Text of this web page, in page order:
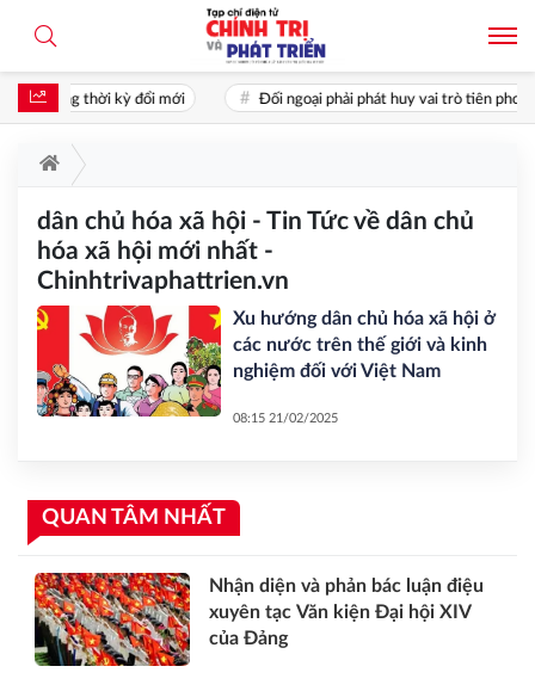
trong thời kỳ đổi mới Đối ngoại phải phát huy vai trò tiên phong:
dân chủ hóa xã hội - Tin Tức về dân chủ
hóa xã hội mới nhất -
Chinhtrivaphattrien.vn
Xu hướng dân chủ hóa xã hội ở
các nước trên thế giới và kinh
nghiệm đối với Việt Nam
08:15 21/02/2025
QUAN TÂM NHẤT
Nhận diện và phản bác luận điệu
xuyên tạc Văn kiện Đại hội XIV
của Đảng